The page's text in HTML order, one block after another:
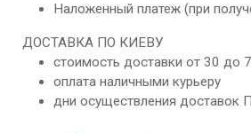
Наложенный платеж (при
ДОСТАВКА ПО КИЕВУ
стоимость доставки от 30 до
оплата наличными курьеру
дни осуществления доставок